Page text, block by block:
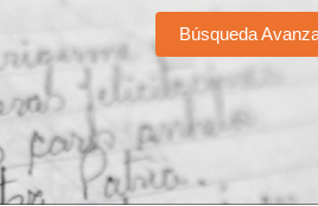
Búsqueda